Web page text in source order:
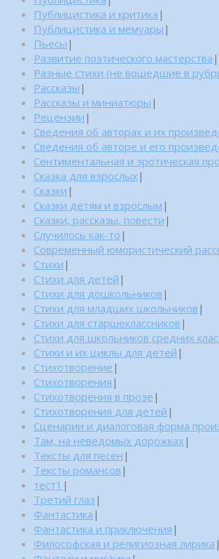
Публицистика и критика |
Публицистика и мемуары |
Пьесы |
Развитие поэтического мастерства |
Разные стихи (не вошедшие в
Рассказы |
Рассказы и миниатюры |
Рецензии |
Сведения об авторах и их
Сведения об авторе и его
Сентиментальная и эротическая
Сказка для взрослых |
Сказки |
Сказки детям и взрослым |
Сказки, рассказы, повести |
Случилось как-то |
Современный юмористический
Стихи |
Стихи для детей |
Стихи для дошкольников |
Стихи для младших школьников |
Стихи для старшеклассников |
Стихи для школьников средних
Стихи и их циклы для детей |
Стихотворение |
Стихотворения |
Стихотворения в прозе |
Стихотворения для детей |
Сценарии и диалоговая форма
Там, на неведомых дорожках |
Тексты для песен |
Тексты романсов |
тест1 |
Третий глаз |
Фантастика |
Фантастика и приключения |
Философская и религиозная лирика |